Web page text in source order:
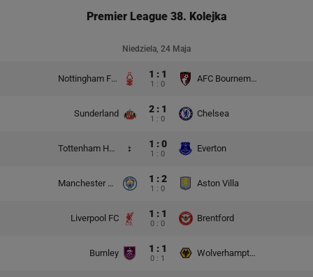
Premier League 38. Kolejka
Niedziela, 24 Maja
Nottingham Forest 1 : 1
1 : 0
AFC Bournemouth
Sunderland 2 : 1
1 : 0
Chelsea
Tottenham Hotspur 1 : 0
1 : 0
Everton
Manchester City 1 : 2
1 : 0
Aston Villa
Liverpool FC 1 : 1
0 : 0
Brentford
Burnley 1 : 1
0 : 1
Wolverhampton Wanderers